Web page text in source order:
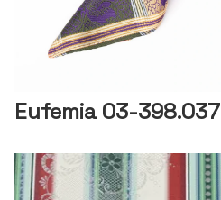
Eufemia 03-398.037